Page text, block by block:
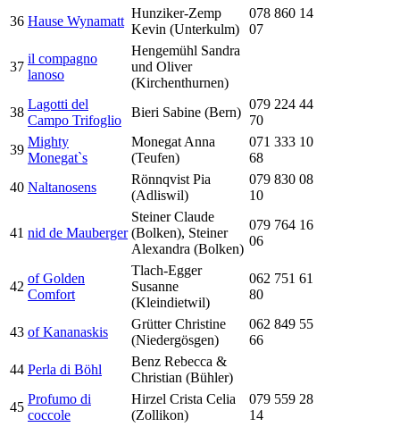
36 Hause Wynamatt
Hunziker-Zemp
Kevin (Unterkulm)
078 860 14
07
37
il compagno
lanoso
Hengemühl Sandra
und Oliver
(Kirchenthurnen)
38
Lagotti del
Campo Trifoglio
Bieri Sabine (Bern)
079 224 44
70
39
Mighty
Monegat`s
Monegat Anna
(Teufen)
071 333 10
68
40 Naltanosens
Rönnqvist Pia
(Adliswil)
079 830 08
10
41 nid de Mauberger
Steiner Claude
(Bolken), Steiner
Alexandra (Bolken)
079 764 16
06
42
of Golden
Comfort
Tlach-Egger
Susanne
(Kleindietwil)
062 751 61
80
43 of Kananaskis
Grütter Christine
(Niedergösgen)
062 849 55
66
44 Perla di Böhl
Benz Rebecca &
Christian (Bühler)
45
Profumo di
coccole
Hirzel Crista Celia
(Zollikon)
079 559 28
14